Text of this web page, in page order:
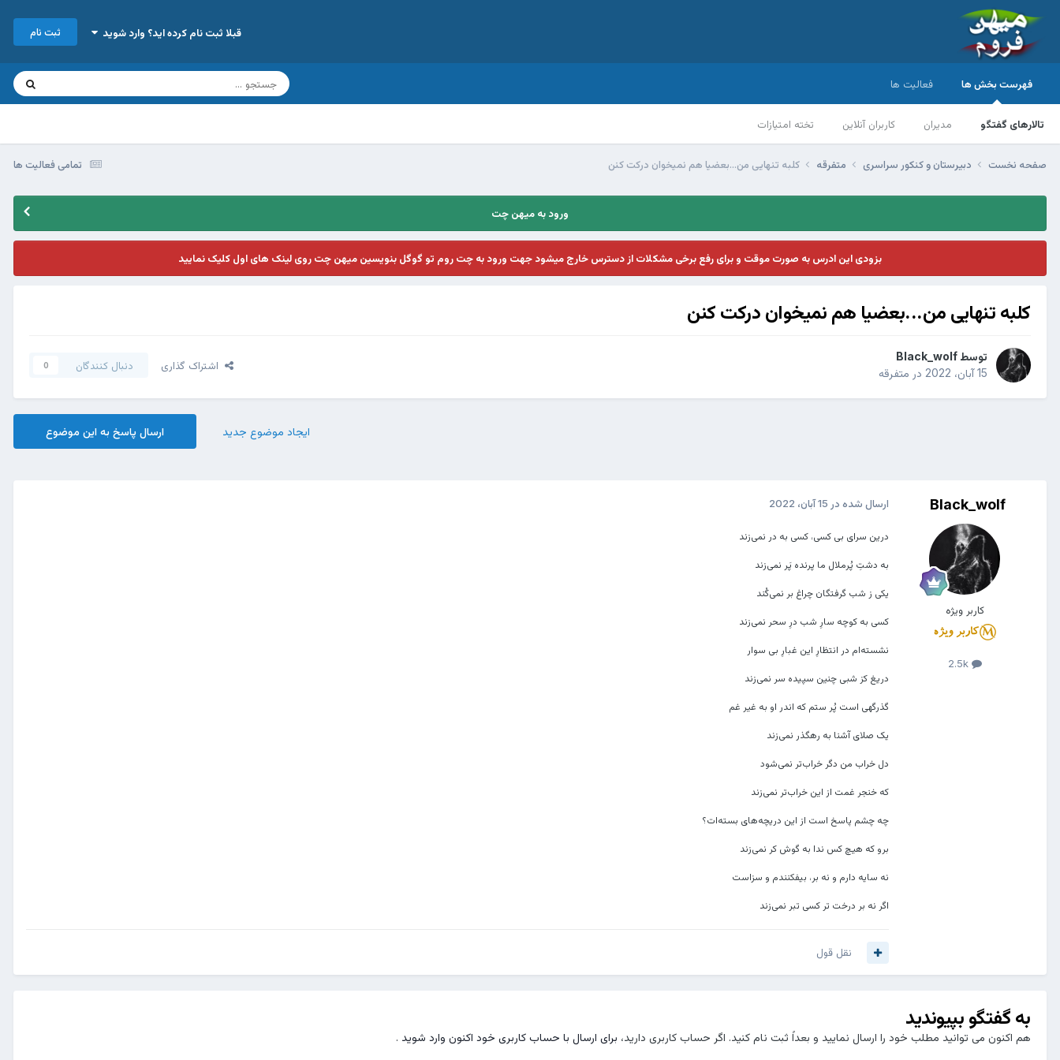
قبلا ثبت نام کرده اید؟ وارد شوید ثبت نام
فهرست بخش ها
تالارهای گفتگو مدیران کاربران آنلاین تخته امتیازات
فعالیت ها
تمامی فعالیت ها صفحه نخست دبیرستان و کنکور سراسری متفرقه کلبه تنهایی من...بعضیا هم نمیخوان درکت کنن
ورود به میهن چت
بزودی این ادرس به صورت موقت و برای رفع برخی مشکلات از دسترس خارج میشود جهت ورود به چت روم تو گوگل بنویسین میهن چت روی لینک های اول کلیک نمایید
کلبه تنهایی من...بعضیا هم نمیخوان درکت کنن
توسط Black_wolf
15 آبان، 2022
در متفرقه
اشتراک گذاری دنبال کنندگان 0
ارسال پاسخ به این موضوع ایجاد موضوع جدید
Black_wolf
کاربر ویژه
2.5k
ارسال شده در 15 آبان، 2022
درین سرای بی کسی، کسی به در نمی‌زند
به دشتِ پُرملال ما پرنده پَر نمی‌زند
یکی ز شب گرفتگان چراغ بر نمی‌کُند
کسی به کوچه سارِ شب درِ سحر نمی‌زند
نشسته‌ام در انتظارِ این غبارِ بی سوار
دریغ کز شبی چنین سپیده سر نمی‌زند
گذرگهی است پُر ستم که اندر او به غیر غم
یک صلای آشنا به رهگذر نمی‌زند
دل خراب من دگر خراب‌تر نمی‌شود
که خنجر غمت از این خراب‌تر نمی‌زند
چه چشم پاسخ است از این دریچه‌های بسته‌ات؟
برو که هیچ کس ندا به گوش کر نمی‌زند
نه سایه دارم و نه بر، بیفکنندم و سزاست
اگر نه بر درخت تر کسی تبر نمی‌زند
نقل قول
به گفتگو بپیوندید
هم اکنون می توانید مطلب خود را ارسال نمایید و بعداً ثبت نام کنید. اگر حساب کاربری دارید، برای ارسال با حساب کاربری خود اکنون وارد شوید .